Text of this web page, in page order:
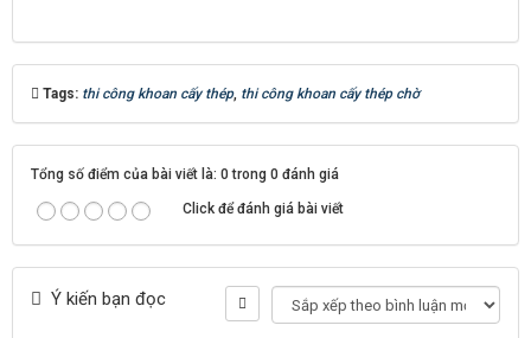
Tags: thi công khoan cấy thép, thi công khoan cấy thép chờ
Tổng số điểm của bài viết là: 0 trong 0 đánh giá
Click để đánh giá bài viết
Ý kiến bạn đọc